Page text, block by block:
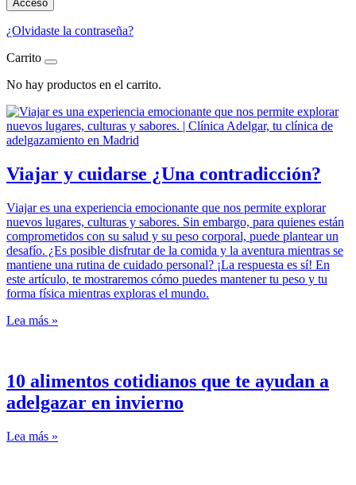
Acceso
¿Olvidaste la contraseña?
Carrito
No hay productos en el carrito.
Viajar y cuidarse ¿Una contradicción?
Viajar es una experiencia emocionante que nos permite explorar
nuevos lugares, culturas y sabores. Sin embargo, para quienes están
comprometidos con su salud y su peso corporal, puede plantear un
desafío. ¿Es posible disfrutar de la comida y la aventura mientras se
mantiene una rutina de cuidado personal? ¡La respuesta es sí! En
este artículo, te mostraremos cómo puedes mantener tu peso y tu
forma física mientras exploras el mundo.
Lea más »
10 alimentos cotidianos que te ayudan a
adelgazar en invierno
Lea más »